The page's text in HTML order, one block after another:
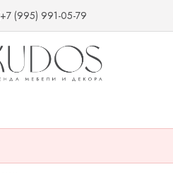
+7 (995) 991-05-79